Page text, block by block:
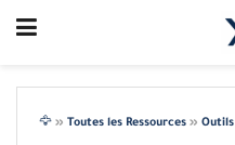
🦅 » Toutes les Ressources » Outils